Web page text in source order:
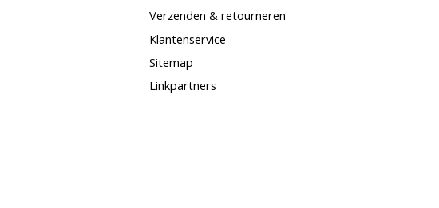
Verzenden & retourneren
Klantenservice
Sitemap
Linkpartners